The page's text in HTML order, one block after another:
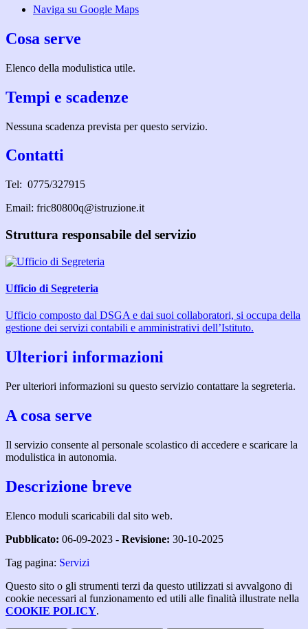
Naviga su Google Maps
Cosa serve
Elenco della modulistica utile.
Tempi e scadenze
Nessuna scadenza prevista per questo servizio.
Contatti
Tel: 0775/327915
Email: fric80800q@istruzione.it
Struttura responsabile del servizio
Ufficio di Segreteria
Ufficio composto dal DSGA e dai suoi collaboratori, si occupa della
gestione dei servizi contabili e amministrativi dell’Istituto.
Ulteriori informazioni
Per ulteriori informazioni su questo servizio contattare la segreteria.
A cosa serve
Il servizio consente al personale scolastico di accedere e scaricare la
modulistica in autonomia.
Descrizione breve
Elenco moduli scaricabili dal sito web.
Pubblicato: 06-09-2023 - Revisione: 30-10-2025
Tag pagina: Servizi
Questo sito o gli strumenti terzi da questo utilizzati si avvalgono di
cookie necessari al funzionamento ed utili alle finalità illustrate nella
COOKIE POLICY.